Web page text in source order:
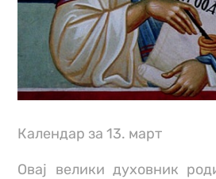
Календар за 13. март
Овај велики духовник